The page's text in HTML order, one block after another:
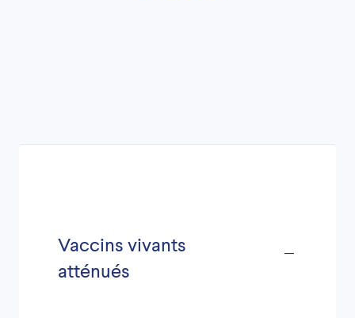
Vaccins vivants
atténués